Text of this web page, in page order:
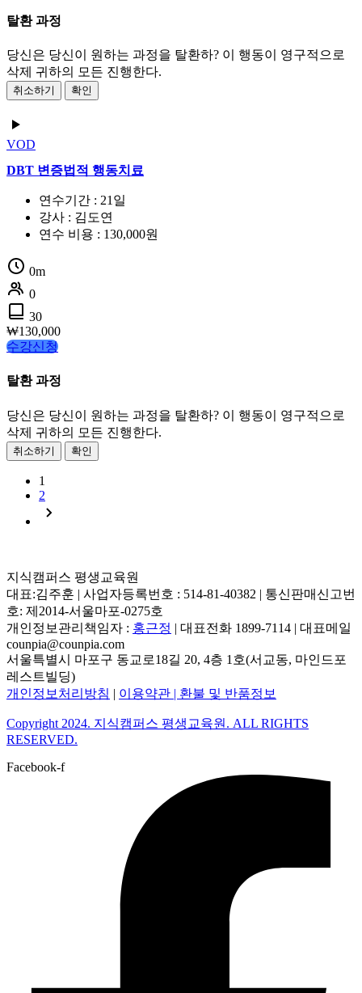
탈환 과정
당신은 당신이 원하는 과정을 탈환하? 이 행동이 영구적으로
삭제 귀하의 모든 진행한다.
취소하기 확인
VOD
DBT 변증법적 행동치료
연수기간 : 21일
강사 : 김도연
연수 비용 : 130,000원
0m
0
30
₩130,000
수강신청
탈환 과정
당신은 당신이 원하는 과정을 탈환하? 이 행동이 영구적으로
삭제 귀하의 모든 진행한다.
취소하기 확인
1
2
지식캠퍼스 평생교육원
대표:김주훈 | 사업자등록번호 : 514-81-40382 | 통신판매신고번
호: 제2014-서울마포-0275호
개인정보관리책임자 : 홍근정 | 대표전화 1899-7114 | 대표메일
counpia@counpia.com
서울특별시 마포구 동교로18길 20, 4층 1호(서교동, 마인드포
레스트빌딩)
개인정보처리방침 | 이용약관 | 환불 및 반품정보
Copyright 2024. 지식캠퍼스 평생교육원. ALL RIGHTS
RESERVED.
Facebook-f